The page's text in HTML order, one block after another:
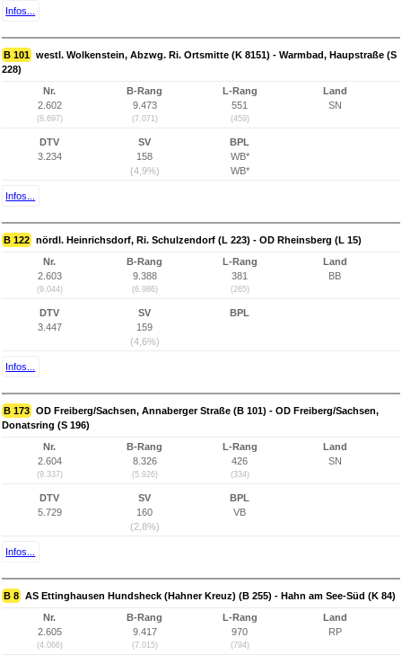
Infos...
B 101 westl. Wolkenstein, Abzwg. Ri. Ortsmitte (K 8151) - Warmbad, Haupstraße (S
228)
Nr.
2.602
(8.697)
B-Rang
9.473
(7.071)
L-Rang
551
(459)
Land
SN
DTV
3.234
SV
158
(4,9%)
BPL
WB*
WB*
Infos...
B 122 nördl. Heinrichsdorf, Ri. Schulzendorf (L 223) - OD Rheinsberg (L 15)
Nr.
2.603
(9.044)
B-Rang
9.388
(6.986)
L-Rang
381
(265)
Land
BB
DTV
3.447
SV
159
(4,6%)
BPL
Infos...
B 173 OD Freiberg/Sachsen, Annaberger Straße (B 101) - OD Freiberg/Sachsen,
Donatsring (S 196)
Nr.
2.604
(9.337)
B-Rang
8.326
(5.926)
L-Rang
426
(334)
Land
SN
DTV
5.729
SV
160
(2,8%)
BPL
VB
Infos...
B 8 AS Ettinghausen Hundsheck (Hahner Kreuz) (B 255) - Hahn am See-Süd (K 84)
Nr.
2.605
(4.066)
B-Rang
9.417
(7.015)
L-Rang
970
(794)
Land
RP